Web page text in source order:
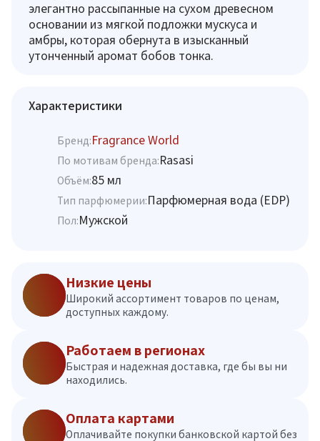
элегантно рассыпанные на сухом древесном
основании из мягкой подложки мускуса и
амбры, которая обернута в изысканный
утонченный аромат бобов тонка.
Характеристики
Бренд:Fragrance World
По мотивам бренда:Rasasi
Объём:85 мл
Тип парфюмерии:Парфюмерная вода (EDP)
Пол:Мужской
Низкие цены
Широкий ассортимент товаров по ценам,
доступных каждому.
Работаем в регионах
Быстрая и надежная доставка, где бы вы ни
находились.
Оплата картами
Оплачивайте покупки банковской картой без